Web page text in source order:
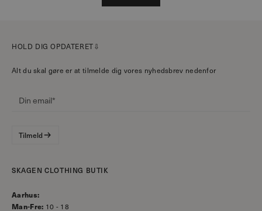
HOLD DIG OPDATERET⇩
Alt du skal gøre er at tilmelde dig vores nyhedsbrev nedenfor
Tilmeld
SKAGEN CLOTHING BUTIK
Aarhus:
Man-Fre: 10 - 18